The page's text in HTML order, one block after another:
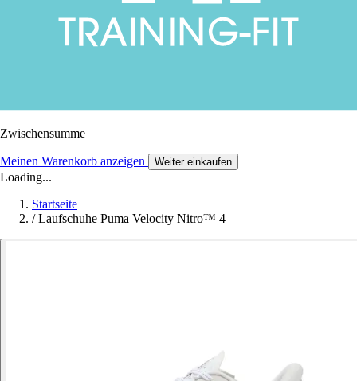
Zwischensumme
Meinen Warenkorb anzeigen Weiter einkaufen
Loading...
Startseite
/ Laufschuhe Puma Velocity Nitro™ 4